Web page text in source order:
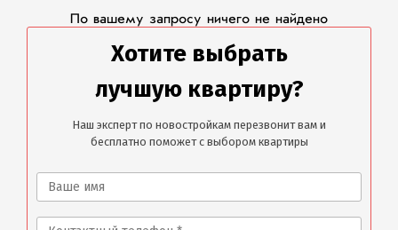
По вашему запросу ничего не найдено
Хотите выбрать
лучшую квартиру?
Наш эксперт по новостройкам перезвонит вам и
бесплатно поможет с выбором квартиры